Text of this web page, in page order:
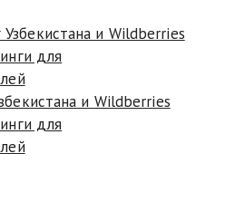
и Wildberries
для